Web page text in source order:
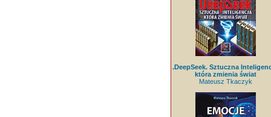
.DeepSeek. Sztuczna
która zmienia świat
Mateusz Tkaczyk